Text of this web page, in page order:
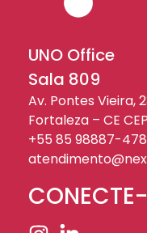
UNO Office
Sala 809
Av. Pontes Vieira,
Fortaleza – CE
+55 85 98887-